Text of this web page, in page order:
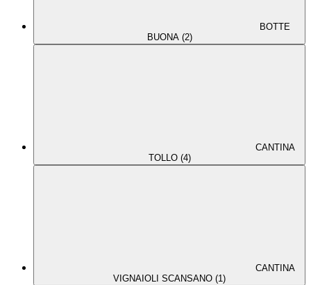
BOTTE
BUONA (2)
CANTINA
TOLLO (4)
CANTINA
VIGNAIOLI SCANSANO (1)